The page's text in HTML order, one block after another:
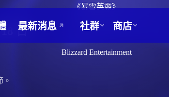
《暴雪英霸》
日
Blizzard Entertainment